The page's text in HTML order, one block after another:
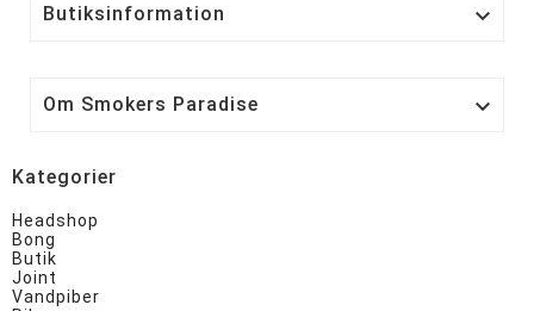
Butiksinformation 
Om Smokers Paradise 
Kategorier
Headshop
Bong
Butik
Joint
Vandpiber